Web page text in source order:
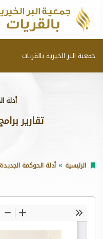
جمعية البر الخيرية بالقريات
أدلة
تقارير
الرئيسية أدلة الحوكمة الجديدة